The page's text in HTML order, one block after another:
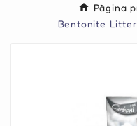
Pàgina
Bentonite Litter